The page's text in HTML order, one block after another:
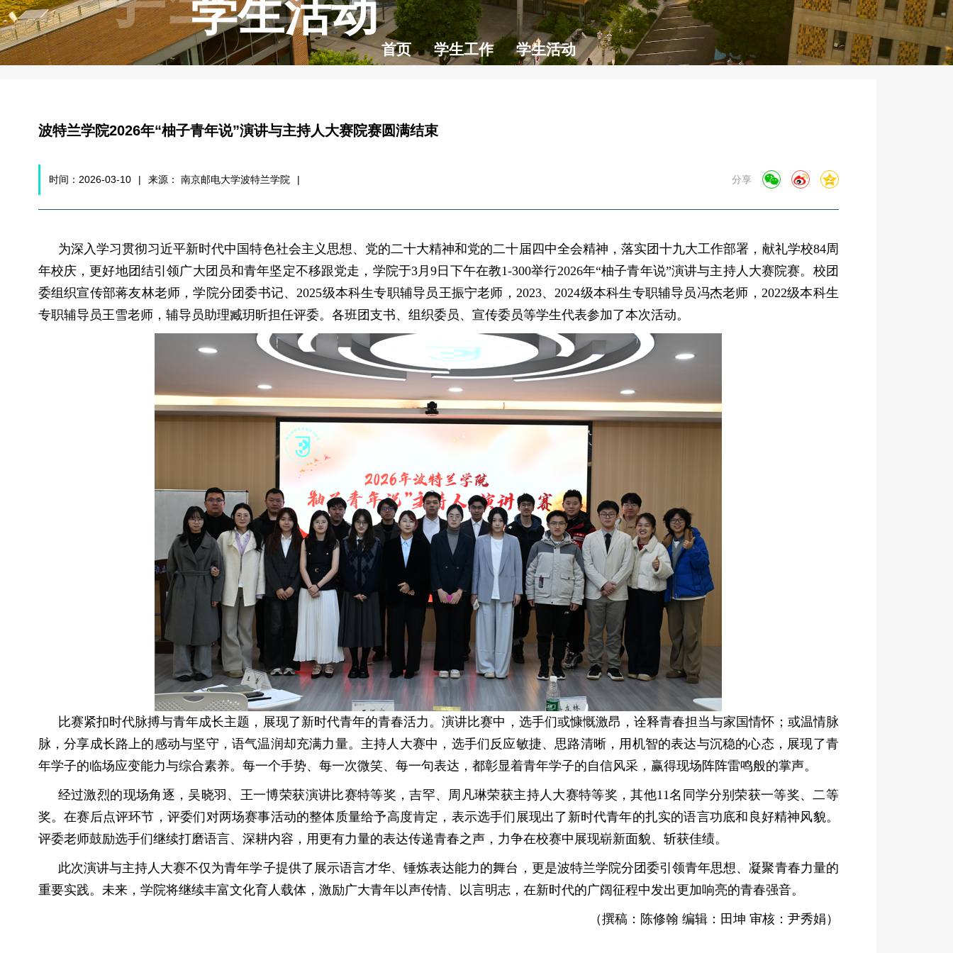
学生活动
首页 学生工作 学生活动
波特兰学院2026年“柚子青年说”演讲与主持人大赛院赛圆满结束
时间：2026-03-10 | 来源： 南京邮电大学波特兰学院 | 分享
为深入学习贯彻习近平新时代中国特色社会主义思想、党的二十大精神和党的二十届四中全会精神，落实团十九大工作部署，献礼学校84周
年校庆，更好地团结引领广大团员和青年坚定不移跟党走，学院于3月9日下午在教1-300举行2026年“柚子青年说”演讲与主持人大赛院赛。校团
委组织宣传部蒋友林老师，学院分团委书记、2025级本科生专职辅导员王振宁老师，2023、2024级本科生专职辅导员冯杰老师，2022级本科生
专职辅导员王雪老师，辅导员助理臧玥 昕担任评委。 各班 团支书、组织委员、宣传委员等学生代表参加了本次活动。
比赛紧扣时代脉搏与青年成长主题， 展现了新时代青年的青春活力 。演讲比赛中，选手们或慷慨激昂，诠释青春担当与家国情怀；或温情脉
脉，分享成长路上的感动与坚守，语气温润却充满力量。主持人大赛中，选手们反应敏捷、思路清晰，用机智的表达与沉稳的心态，展现了青
年学子的临场应变能力与综合素养。每一个手势、每一次微笑、每一句表达，都彰显着青年学子的自信风采，赢得现场阵阵雷鸣般的掌声。
经过激烈的现场角逐 ，吴晓羽、王一博荣获演讲比赛特等奖，吉罕、周凡琳荣获主持人大赛特等奖，其他11名同学分别荣获一等奖、二等
奖。在赛后点评环节 ，评委们对两场赛事活动的整体质量给予高度肯定， 表示选手们展现出了新时代青年的扎实的语言功底和 良好精神风貌。
评委老师鼓励选手们继续打磨语言、深耕内容，用更有力量的表达传递青春之声，力争在校赛中展现崭新面貌、斩获佳绩。
此次演讲与主持人大赛不仅为青年学子提供了展示语言才华、锤炼表达能力的舞台，更是波特兰学院分团委引领青年思想、凝聚青春力量的
重要实践。未来，学院将继续丰富文化育人载体，激励广大青年以声传情、以言明志，在新时代的广阔征程中发出更加响亮的青春强音。
（撰稿： 陈修翰 编辑： 田坤 审核： 尹秀娟 ）